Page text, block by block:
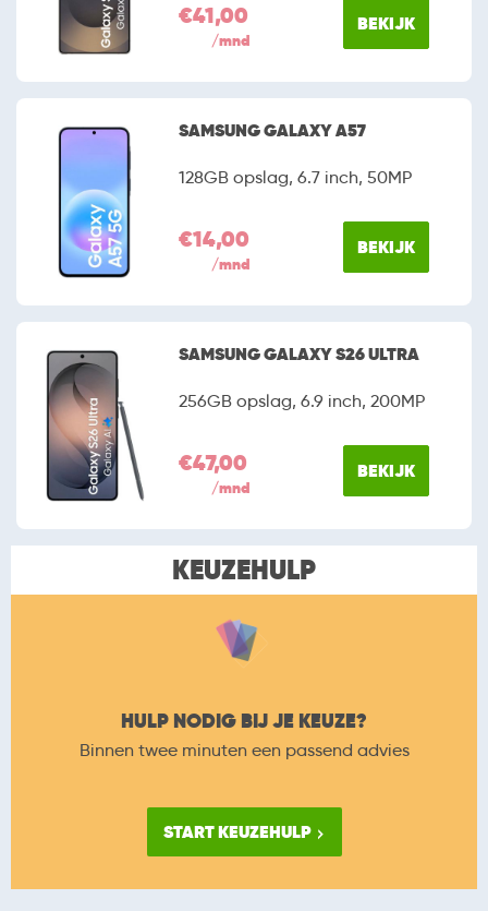
€41,00
/mnd
BEKIJK
SAMSUNG GALAXY A57
128GB opslag, 6.7 inch, 50MP
€14,00
/mnd
BEKIJK
SAMSUNG GALAXY S26 ULTRA
256GB opslag, 6.9 inch, 200MP
€47,00
/mnd
BEKIJK
KEUZEHULP
HULP NODIG BIJ JE KEUZE?
Binnen twee minuten een passend advies
START KEUZEHULP